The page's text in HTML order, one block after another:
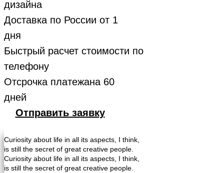
дизайна
Доставка по России от 1
дня
Быстрый расчет стоимости по
телефону
Отсрочка платежана 60
дней
Отправить заявку
Curiosity about life in all its aspects, I think,
is still the secret of great creative people.
Curiosity about life in all its aspects, I think,
is still the secret of great creative people.